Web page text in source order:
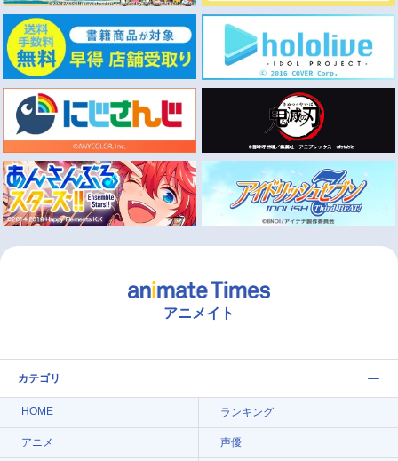
アニメイト
カテゴリ
HOME ランキング
アニメ 声優